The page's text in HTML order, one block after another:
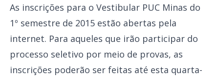
As inscrições para o Vestibular PUC Minas do
1º semestre de 2015 estão abertas pela
internet. Para aqueles que irão participar do
processo seletivo por meio de provas, as
inscrições poderão ser feitas até esta quarta-